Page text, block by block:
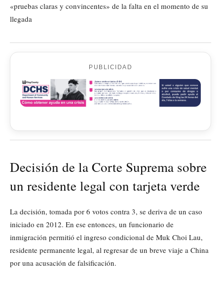
«pruebas claras y convincentes» de la falta en el momento de su
llegada
PUBLICIDAD
Decisión de la Corte Suprema sobre
un residente legal con tarjeta verde
La decisión, tomada por 6 votos contra 3, se deriva de un caso
iniciado en 2012. En ese entonces, un funcionario de
inmigración permitió el ingreso condicional de Muk Choi Lau,
residente permanente legal, al regresar de un breve viaje a China
por una acusación de falsificación.